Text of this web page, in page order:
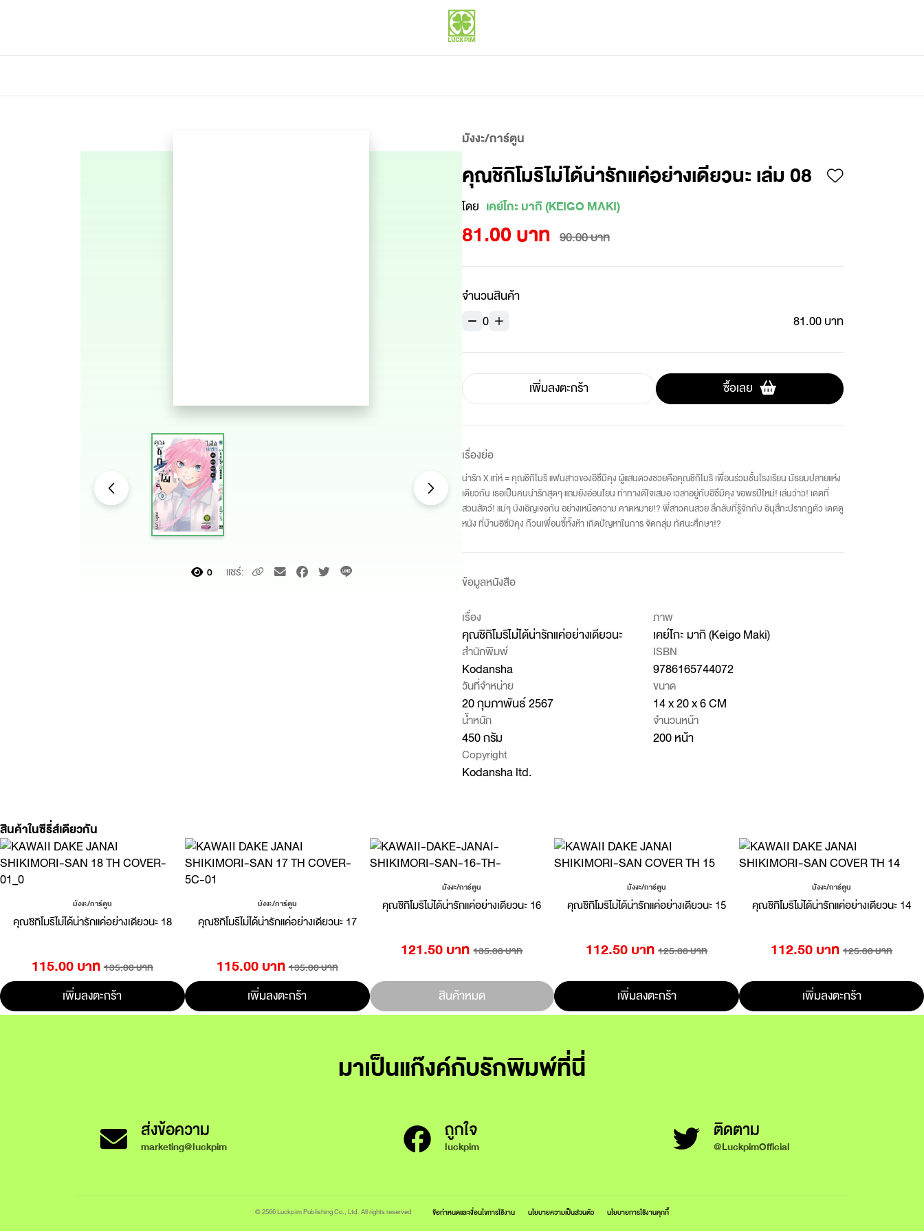
เข้าสู่ระบบ/สมัครสมาชิก
0 แชร์:
มังงะ/การ์ตูน
คุณชิกิโมริไม่ได้น่ารักแค่อย่างเดียวนะ เล่ม 08
โดย เคย์โกะ มากิ (KEIGO MAKI)
81.00 บาท 90.00 บาท
จำนวนสินค้า
0
81.00 บาท
เพิ่มลงตะกร้า ซื้อเลย
เรื่องย่อ
น่ารัก X เท่ห์ = คุณชิกิโมริ แฟนสาวของอิซึมิคุง ผู้แสนดวงซวยคือคุณชิกิโมริ เพื่อนร่วมชั้นโรงเรียน มัธยมปลายแห่ง
เดียวกัน เธอเป็นคนน่ารักสุดๆ แถมยังอ่อนโยน ท่าทางดีใจเสมอ เวลาอยู่กับอิซึมิคุง ขอพรปีใหม่! เล่นว่าว! เดตที่
สวนสัตว์! แม่ๆ บังเอิญเจอกัน อย่างเหนือความ คาดหมาย!? พี่สาวคนสวย ลึกลับที่รู้จักกับ อินุสึกะปรากฏตัว เดตดู
หนัง ที่บ้านอิซึมิคุง ก๊วนเพื่อนซี้ทั้งห้า เกิดปัญหาในการ จัดกลุ่ม ทัศนะศึกษา!?
ข้อมูลหนังสือ
เรื่อง
คุณชิกิโมริไม่ได้น่ารักแค่อย่างเดียวนะ
ภาพ
เคย์โกะ มากิ (Keigo Maki)
สำนักพิมพ์
Kodansha
ISBN
9786165744072
วันที่จำหน่าย
20 กุมภาพันธ์ 2567
ขนาด
14 x 20 x 6 CM
น้ำหนัก
450 กรัม
จำนวนหน้า
200 หน้า
Copyright
Kodansha ltd.
สินค้าในซีรี่ส์เดียวกัน
มังงะ/การ์ตูน
คุณชิกิโมริไม่ได้น่ารักแค่อย่างเดียวนะ 18
115.00 บาท 135.00 บาท
เพิ่มลงตะกร้า
มังงะ/การ์ตูน
คุณชิกิโมริไม่ได้น่ารักแค่อย่างเดียวนะ 17
115.00 บาท 135.00 บาท
เพิ่มลงตะกร้า
มังงะ/การ์ตูน
คุณชิกิโมริไม่ได้น่ารักแค่อย่างเดียวนะ 16
121.50 บาท 135.00 บาท
สินค้าหมด
มังงะ/การ์ตูน
คุณชิกิโมริไม่ได้น่ารักแค่อย่างเดียวนะ 15
112.50 บาท 125.00 บาท
เพิ่มลงตะกร้า
มังงะ/การ์ตูน
คุณชิกิโมริไม่ได้น่ารักแค่อย่างเดียวนะ 14
112.50 บาท 125.00 บาท
เพิ่มลงตะกร้า
มาเป็นแก๊งค์กับรักพิมพ์ที่นี่
ส่งข้อความ
marketing@luckpim
ถูกใจ
luckpim
ติดตาม
@LuckpimOfficial
© 2566 Luckpim Publishing Co., Ltd. All rights reserved ข้อกำหนดและเงื่อนไขการใช้งาน นโยบายความเป็นส่วนตัว นโยบายการใช้งานคุกกี้